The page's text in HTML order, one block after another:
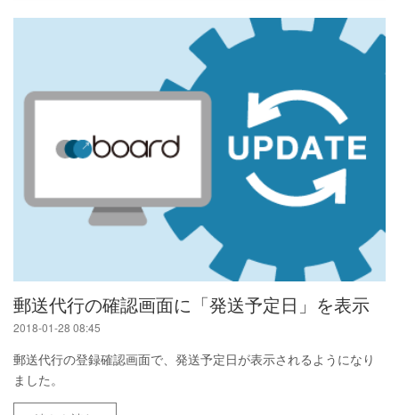
郵送代行の確認画面に「発送予定日」を表示
2018-01-28 08:45
郵送代行の登録確認画面で、発送予定日が表示されるようになり
ました。